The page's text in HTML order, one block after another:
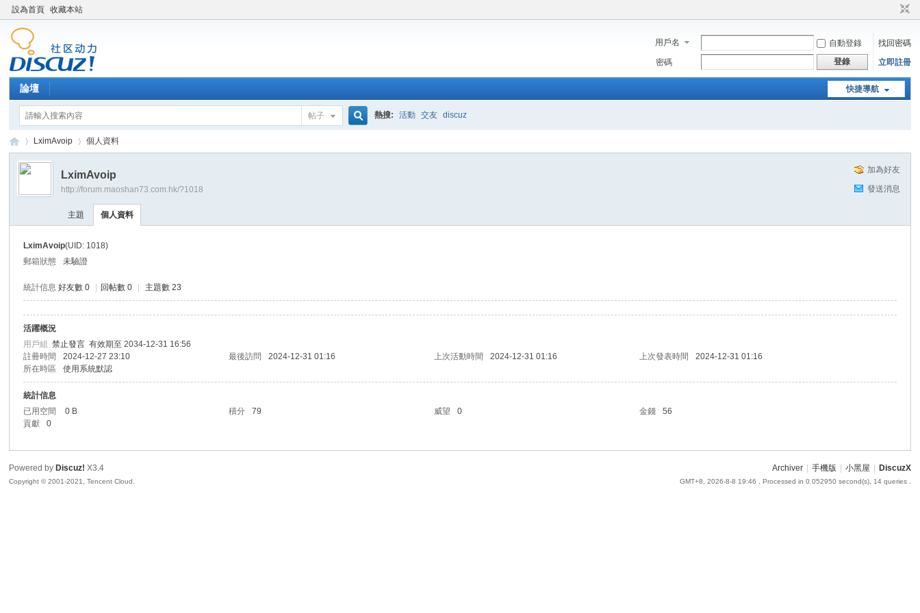
設為首頁 收藏本站
用戶名 自動登錄
找回密碼
密碼
登錄 立即註冊
快捷導航
論壇
帖子 熱搜: 活動 交友 discuz
uz!
›
LximAvoip 個人資料
加為好友
發送消息
LximAvoip
http://forum.maoshan73.com.hk/?1018
主題 個人資料
LximAvoip(UID: 1018)
郵箱狀態
未驗證
統計信息 好友數 0 回帖數 0 主題數 23
活躍概況
用戶組禁止發言 有效期至 2034-12-31 16:56
註冊時間
2024-12-27 23:10 最後訪問 2024-12-31 01:16 上次活動時間 2024-12-31 01:16 上次發表時間
2024-12-31 01:16
所在時區
使用系統默認
統計信息
已用空間
0 B 積分 79 威望 0 金錢
56
貢獻
0
Archiver 手機版 小黑屋 DiscuzX
GMT+8, 2026-8-8 19:46 , Processed in 0.052950 second(s), 14 queries .
Powered by Discuz! X3.4
Copyright © 2001-2021, Tencent Cloud.